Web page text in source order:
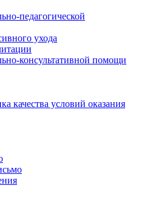
педагогической
ухода
консультативной помощи
качества условий оказания